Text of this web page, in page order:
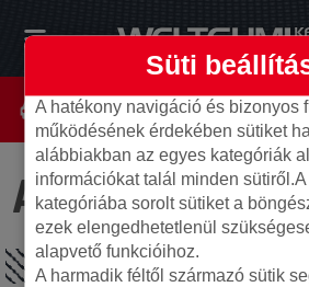
Az oldal nem
SPECIÁLIS
Süti
A hatékony navigáció és bizonyos
működésének érdekében sütiket
alábbiakban az egyes kategóriák
információkat talál minden
kategóriába sorolt sütiket a
ezek elengedhetetlenül
alapvető funkcióihoz.
A harmadik féltől származó sütik